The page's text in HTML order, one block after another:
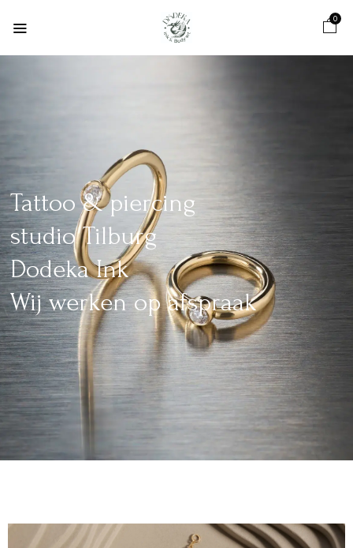
0
Tattoo & piercing
studio Tilburg
Dodeka Ink
Wij werken op afspraak